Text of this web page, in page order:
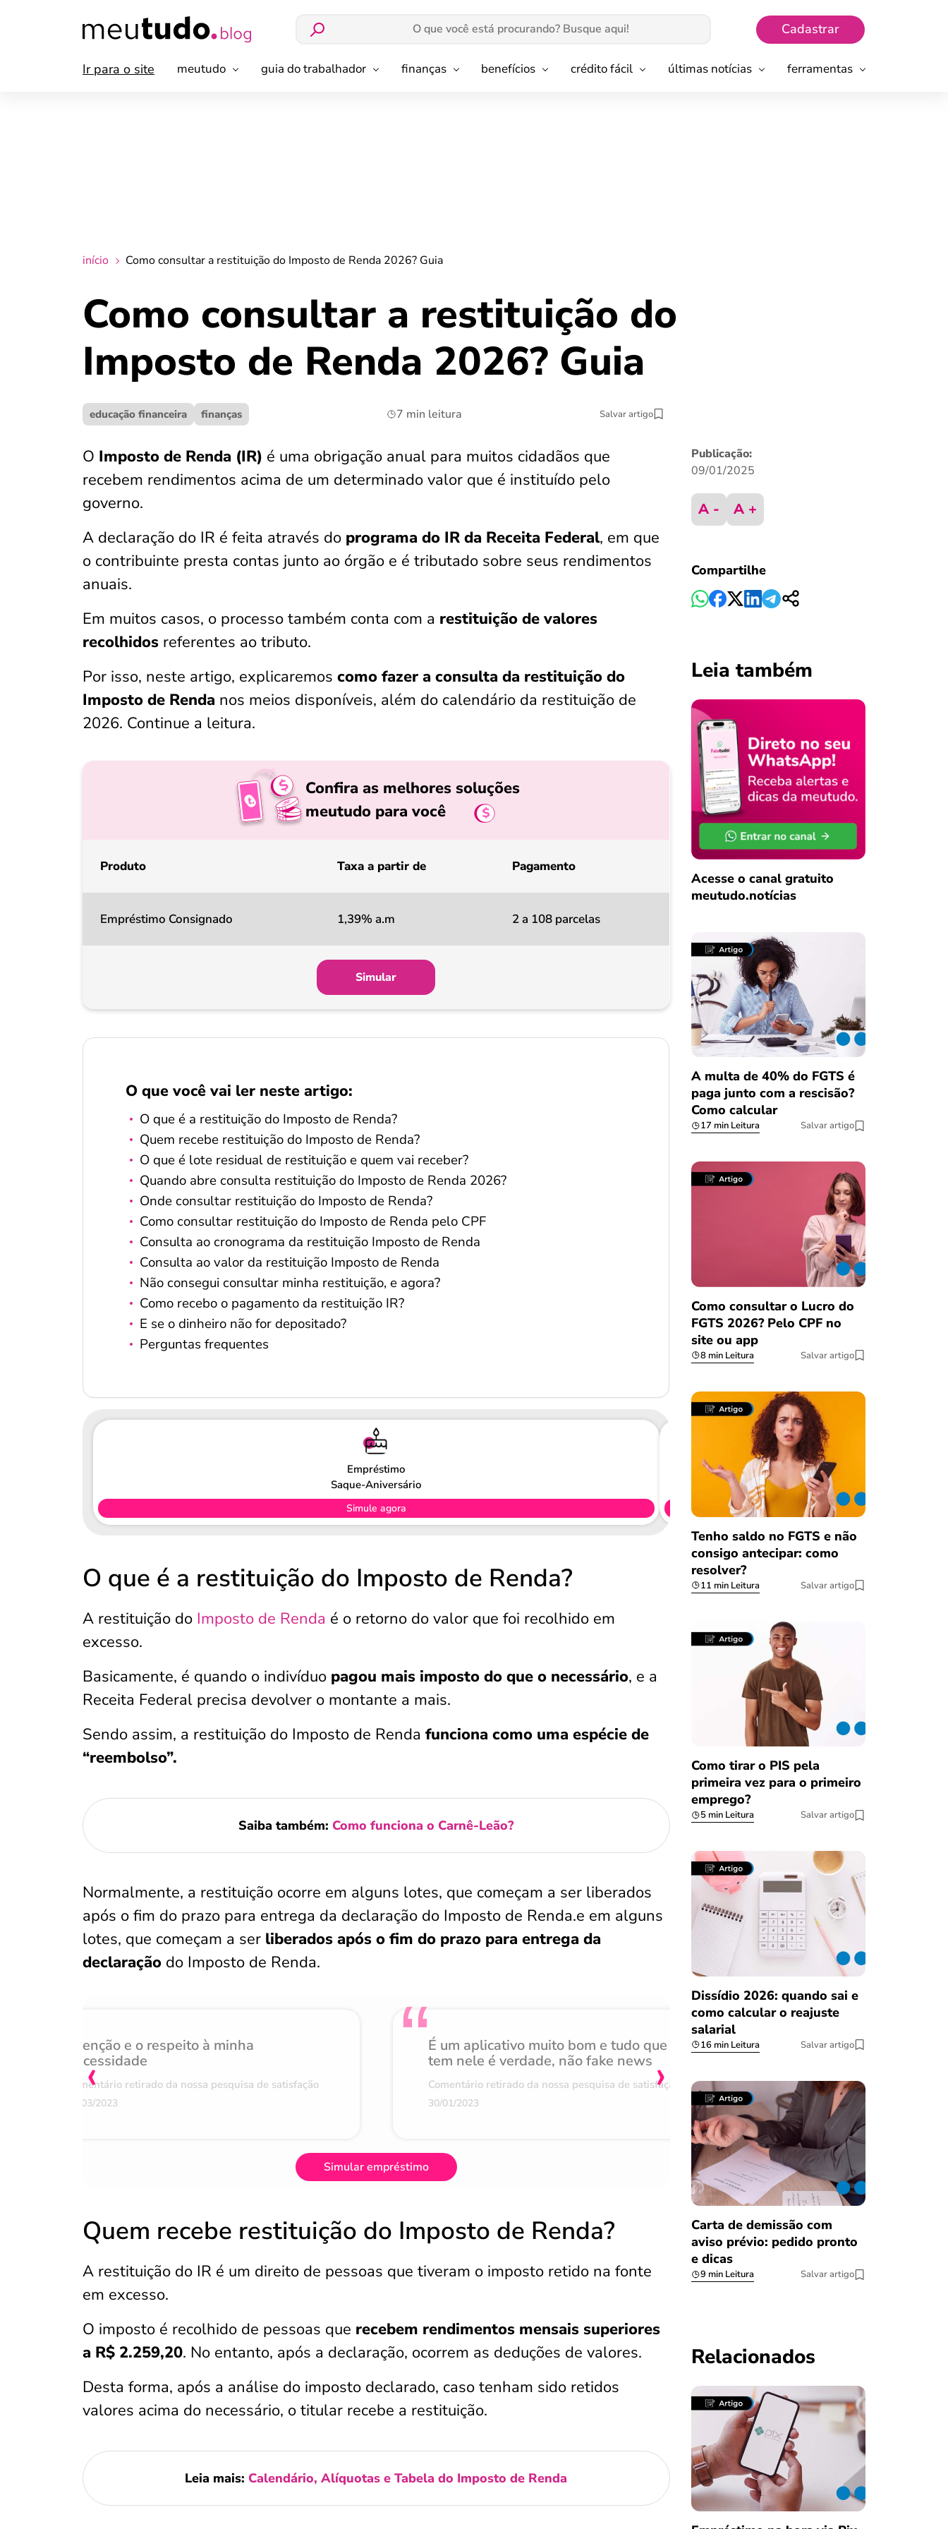
Cadastrar
Ir para o site meutudo guia do trabalhador finanças benefícios crédito fácil últimas notícias ferramentas
início Como consultar a restituição do Imposto de Renda 2026? Guia
Como consultar a restituição do
Imposto de Renda 2026? Guia
educação financeira finanças 7 min leitura Salvar artigo
O Imposto de Renda (IR) é uma obrigação anual para muitos cidadãos que
recebem rendimentos acima de um determinado valor que é instituído pelo
governo.
A declaração do IR é feita através do programa do IR da Receita Federal, em que
o contribuinte presta contas junto ao órgão e é tributado sobre seus rendimentos
anuais.
Em muitos casos, o processo também conta com a restituição de valores
recolhidos referentes ao tributo.
Por isso, neste artigo, explicaremos como fazer a consulta da restituição do
Imposto de Renda nos meios disponíveis, além do calendário da restituição de
2026. Continue a leitura.
Confira as melhores soluções
meutudo para você
Produto Taxa a partir de Pagamento
Empréstimo Consignado 1,39% a.m 2 a 108 parcelas
Simular
O que você vai ler neste artigo:
O que é a restituição do Imposto de Renda?
Quem recebe restituição do Imposto de Renda?
O que é lote residual de restituição e quem vai receber?
Quando abre consulta restituição do Imposto de Renda 2026?
Onde consultar restituição do Imposto de Renda?
Como consultar restituição do Imposto de Renda pelo CPF
Consulta ao cronograma da restituição Imposto de Renda
Consulta ao valor da restituição Imposto de Renda
Não consegui consultar minha restituição, e agora?
Como recebo o pagamento da restituição IR?
E se o dinheiro não for depositado?
Perguntas frequentes
Empréstimo
Saque-Aniversário
Simule agora
O que é a restituição do Imposto de Renda?
A restituição do Imposto de Renda é o retorno do valor que foi recolhido em
excesso.
Basicamente, é quando o indivíduo pagou mais imposto do que o necessário, e a
Receita Federal precisa devolver o montante a mais.
Sendo assim, a restituição do Imposto de Renda funciona como uma espécie de
“reembolso”.
Saiba também: Como funciona o Carnê-Leão?
Normalmente, a restituição ocorre em alguns lotes, que começam a ser liberados
após o fim do prazo para entrega da declaração do Imposto de Renda.e em alguns
lotes, que começam a ser liberados após o fim do prazo para entrega da
declaração do Imposto de Renda.
Atenção e o respeito à minha
necessidade
Comentário retirado da nossa pesquisa de satisfação
07/03/2023
É um aplicativo muito bom e tudo que
tem nele é verdade, não fake news
Comentário retirado da nossa pesquisa de satisfação
30/01/2023
Achei muito rápido,
Comentário retirado da nossa
08/03/2023
‹ ›
Simular empréstimo
Quem recebe restituição do Imposto de Renda?
A restituição do IR é um direito de pessoas que tiveram o imposto retido na fonte
em excesso.
O imposto é recolhido de pessoas que recebem rendimentos mensais superiores
a R$ 2.259,20. No entanto, após a declaração, ocorrem as deduções de valores.
Desta forma, após a análise do imposto declarado, caso tenham sido retidos
valores acima do necessário, o titular recebe a restituição.
Leia mais: Calendário, Alíquotas e Tabela do Imposto de Renda
Publicação:
09/01/2025
A - A +
Compartilhe
Leia também
Acesse o canal gratuito
meutudo.notícias
A multa de 40% do FGTS é
paga junto com a rescisão?
Como calcular
17 min Leitura Salvar artigo
Como consultar o Lucro do
FGTS 2026? Pelo CPF no
site ou app
8 min Leitura Salvar artigo
Tenho saldo no FGTS e não
consigo antecipar: como
resolver?
11 min Leitura Salvar artigo
Como tirar o PIS pela
primeira vez para o primeiro
emprego?
5 min Leitura Salvar artigo
Dissídio 2026: quando sai e
como calcular o reajuste
salarial
16 min Leitura Salvar artigo
Carta de demissão com
aviso prévio: pedido pronto
e dicas
9 min Leitura Salvar artigo
Relacionados